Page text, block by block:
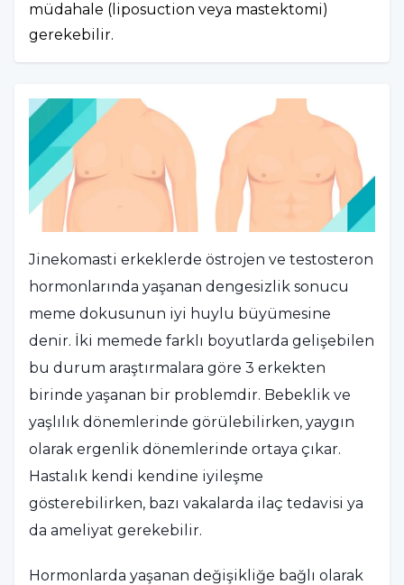
müdahale (liposuction veya mastektomi)
gerekebilir.
Jinekomasti erkeklerde östrojen ve testosteron
hormonlarında yaşanan dengesizlik sonucu
meme dokusunun iyi huylu büyümesine
denir. İki memede farklı boyutlarda gelişebilen
bu durum araştırmalara göre 3 erkekten
birinde yaşanan bir problemdir. Bebeklik ve
yaşlılık dönemlerinde görülebilirken, yaygın
olarak ergenlik dönemlerinde ortaya çıkar.
Hastalık kendi kendine iyileşme
gösterebilirken, bazı vakalarda ilaç tedavisi ya
da ameliyat gerekebilir.
Hormonlarda yaşanan değişikliğe bağlı olarak